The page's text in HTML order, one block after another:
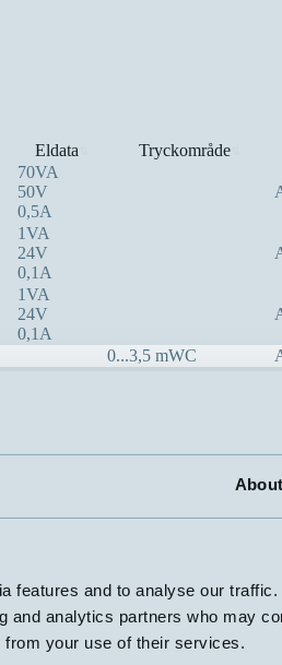
About
features and to analyse our
and analytics partners who may
from your use of their services.
Eldata Tryckområde
70VA
50V
0,5A
1VA
24V
0,1A
1VA
24V
0,1A
0...3,5 mWC
3-48V
50V
50V
1A
80VA
50V